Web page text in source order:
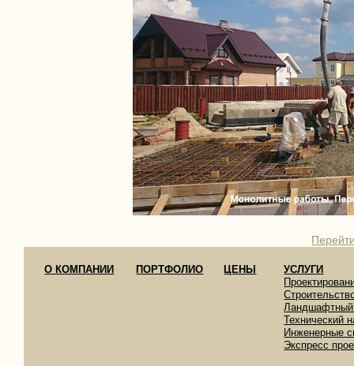
О КОМПАНИИ ПОРТФОЛИО ЦЕНЫ
УСЛУГИ
Ландшафтный
Технический
Инженерные
Экспресс